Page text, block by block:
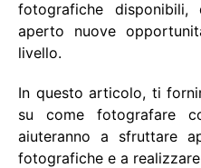
fotografiche disponibili,
aperto nuove
livello.
In questo articolo, ti
su come fotografare
aiuteranno a sfruttare
fotografiche e a